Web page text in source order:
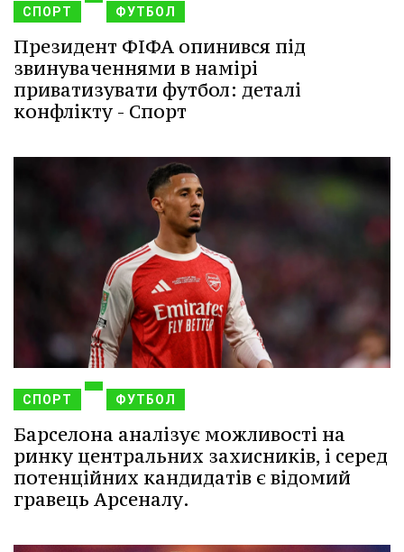
СПОРТ ФУТБОЛ
Президент ФІФА опинився під
звинуваченнями в намірі
приватизувати футбол: деталі
конфлікту - Спорт
СПОРТ ФУТБОЛ
Барселона аналізує можливості на
ринку центральних захисників, і серед
потенційних кандидатів є відомий
гравець Арсеналу.